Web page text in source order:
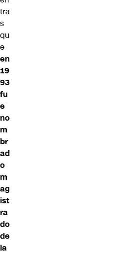
tra
s
qu
e
en
19
93
fu
e
no
m
br
ad
o
m
ag
ist
ra
do
de
la